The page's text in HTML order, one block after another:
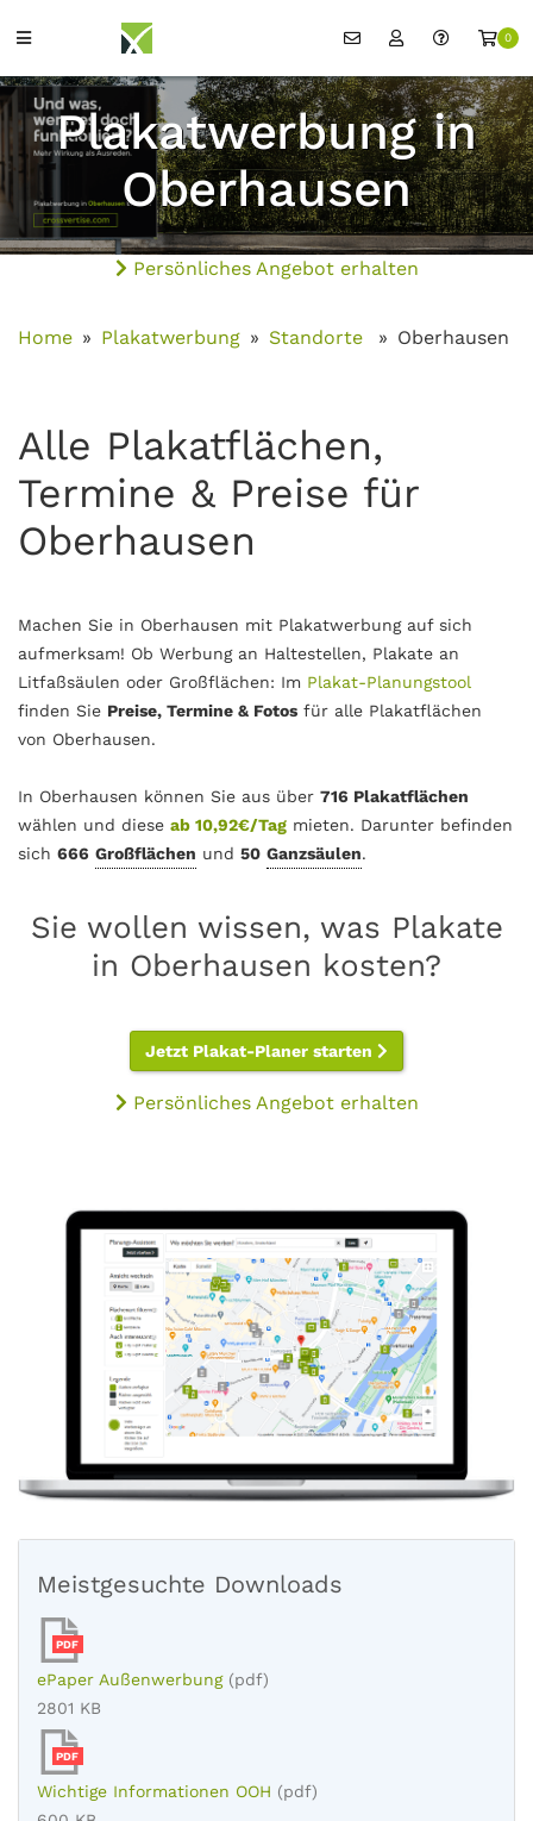
0
Plakatwerbung in
Oberhausen
Persönliches Angebot erhalten
Home Plakatwerbung Standorte Oberhausen
Alle Plakatflächen,
Termine & Preise für
Oberhausen
Machen Sie in Oberhausen mit Plakatwerbung auf sich
aufmerksam! Ob Werbung an Haltestellen, Plakate an
Litfaßsäulen oder Großflächen: Im Plakat-Planungstool
finden Sie Preise, Termine & Fotos für alle Plakatflächen
von Oberhausen.
In Oberhausen können Sie aus über 716 Plakatflächen
wählen und diese ab 10,92€/Tag mieten. Darunter befinden
sich 666 Großflächen und 50 Ganzsäulen.
Sie wollen wissen, was Plakate
in Oberhausen kosten?
Jetzt Plakat-Planer starten
Persönliches Angebot erhalten
Meistgesuchte Downloads
PDF
ePaper Außenwerbung (pdf)
2801 KB
PDF
Wichtige Informationen OOH (pdf)